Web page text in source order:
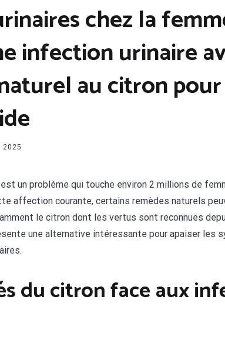
chez la
infection urinaire
au citron
un problème qui touche environ 2 millions de
affection courante, certains remèdes naturels
le citron dont les vertus sont reconnues
une alternative intéressante pour apaiser les
du citron face aux